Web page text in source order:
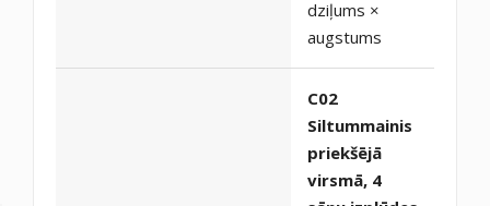
dziļums ×
augstums
C02
Siltummainis
priekšējā
virsmā, 4